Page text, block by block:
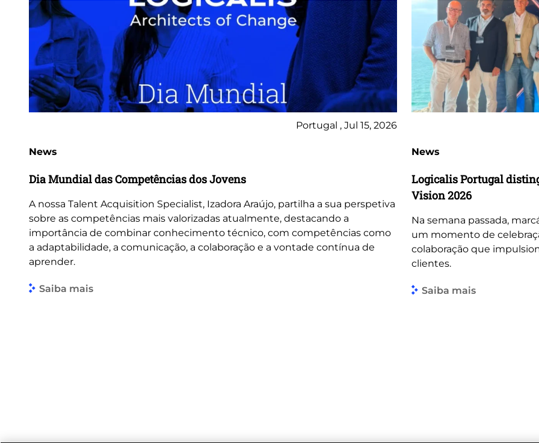
Portugal , Jul 15, 2026
News
Dia Mundial das Competências dos Jovens
A nossa Talent Acquisition Specialist, Izadora Araújo, partilha a sua perspetiva
sobre as competências mais valorizadas atualmente, destacando a
importância de combinar conhecimento técnico, com competências como
a adaptabilidade, a comunicação, a colaboração e a vontade contínua de
aprender.
Saiba mais
News
Logicalis Portugal
Vision 2026
Na semana passada,
um momento de
colaboração que
clientes.
Saiba mais